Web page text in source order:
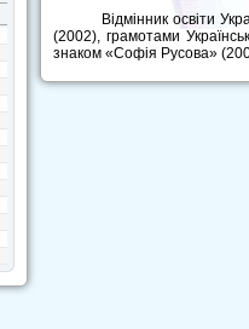
Відмінник освіти
(2002), грамотами
знаком «Софія Русова»